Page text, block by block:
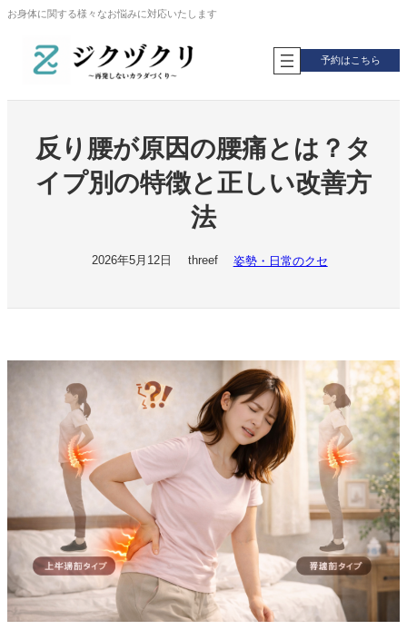
内
ッ
お身体に関する様々なお悩みに対応いたします
予約はこちら
反り腰が原因の腰痛とは？タ
イプ別の特徴と正しい改善方
法
2026年5月12日 threef 姿勢・日常のクセ